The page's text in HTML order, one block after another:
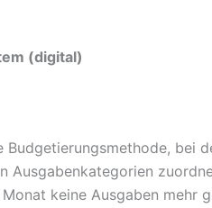
(digital)
bei
Ausgabenkategorien
keine Ausgaben mehr